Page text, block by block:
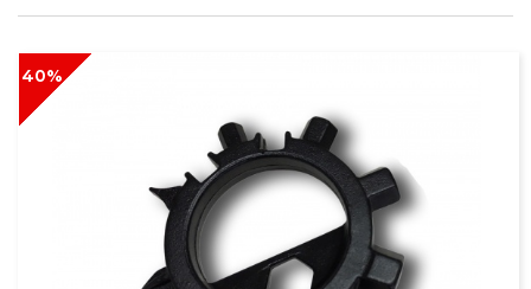
40%